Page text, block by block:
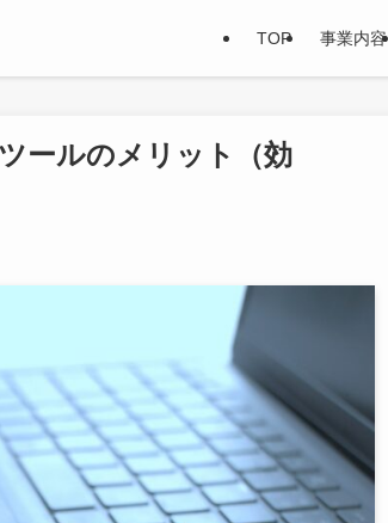
TOP 事業内容
ールのメリット（効